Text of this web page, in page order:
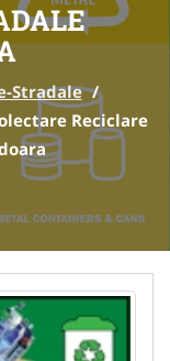
Stradale /
Reciclare